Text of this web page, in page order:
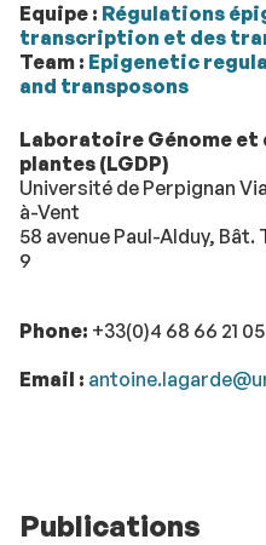
Equipe : Régulations
transcription et des
Team : Epigenetic
and transposons
Laboratoire Génome et
plantes (LGDP)
Université de Perpignan
à-Vent
58 avenue Paul-Alduy, Bât.
9
Phone: +33(0)4 68 66 21 05
Email :
Publications